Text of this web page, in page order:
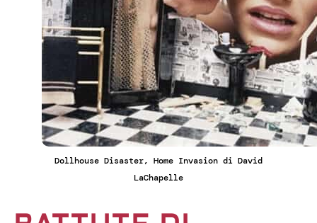
Dollhouse Disaster, Home Invasion di David
LaChapelle